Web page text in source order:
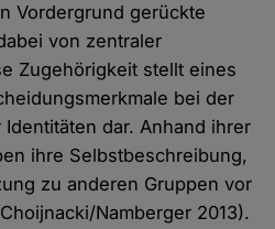
Vordergrund gerückte
von zentraler
Zugehörigkeit stellt eines
bei der
dar. Anhand ihrer
ihre Selbstbeschreibung,
zu anderen Gruppen vor
Namberger 2013).